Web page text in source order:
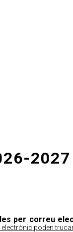
2027
per correu
poden